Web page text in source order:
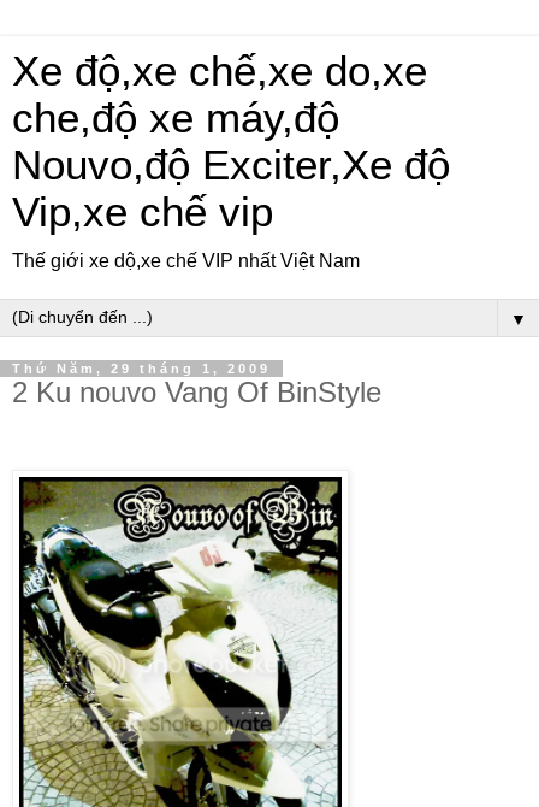
Xe độ,xe chế,xe do,xe
che,độ xe máy,độ
Nouvo,độ Exciter,Xe độ
Vip,xe chế vip
Thế giới xe dộ,xe chế VIP nhất Việt Nam
▼
Thứ Năm, 29 tháng 1, 2009
2 Ku nouvo Vang Of BinStyle